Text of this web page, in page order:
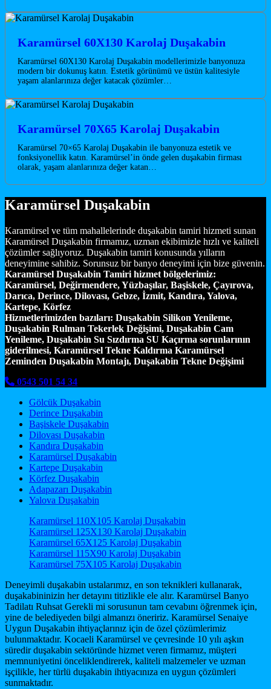
Karamürsel 60X130 Karolaj Duşakabin
Karamürsel 60X130 Karolaj Duşakabin modellerimizle banyonuza
modern bir dokunuş katın. Estetik görünümü ve üstün kalitesiyle
yaşam alanlarınıza değer katacak çözümler…
Karamürsel 70X65 Karolaj Duşakabin
Karamürsel 70×65 Karolaj Duşakabin ile banyonuza estetik ve
fonksiyonellik katın. Karamürsel’in önde gelen duşakabin firması
olarak, yaşam alanlarınıza değer katan…
Karamürsel Duşakabin
Karamürsel ve tüm mahallelerinde duşakabin tamiri hizmeti sunan
Karamürsel Duşakabin firmamız, uzman ekibimizle hızlı ve kaliteli
çözümler sağlıyoruz. Duşakabin tamiri konusunda yılların
deneyimine sahibiz. Sorunsuz bir banyo deneyimi için bize güvenin.
Karamürsel Duşakabin Tamiri hizmet bölgelerimiz:
Karamürsel, Değirmendere, Yüzbaşılar, Başiskele, Çayırova,
Darıca, Derince, Dilovası, Gebze, İzmit, Kandıra, Yalova,
Kartepe, Körfez
Hizmetlerimizden bazıları: Duşakabin Silikon Yenileme,
Duşakabin Rulman Tekerlek Değişimi, Duşakabin Cam
Yenileme, Duşakabin Su Sızdırma SU Kaçırma sorunlarının
giderilmesi, Karamürsel Tekne Kaldırma Karamürsel
Zeminden Duşakabin Montajı, Duşakabin Tekne Değişimi
0543 501 54 34
Gölcük Duşakabin
Derince Duşakabin
Başiskele Duşakabin
Dilovası Duşakabin
Kandıra Duşakabin
Karamürsel Duşakabin
Kartepe Duşakabin
Körfez Duşakabin
Adapazarı Duşakabin
Yalova Duşakabin
Karamürsel 110X105 Karolaj Duşakabin
Karamürsel 125X130 Karolaj Duşakabin
Karamürsel 65X125 Karolaj Duşakabin
Karamürsel 115X90 Karolaj Duşakabin
Karamürsel 75X105 Karolaj Duşakabin
Deneyimli duşakabin ustalarımız, en son teknikleri kullanarak,
duşakabininizin her detayını titizlikle ele alır. Karamürsel Banyo
Tadilatı Ruhsat Gerekli mi sorusunun tam cevabını öğrenmek için,
yine de belediyeden bilgi almanızı öneririz. Karamürsel Senaiye
Uygun Duşakabin ihtiyaçlarınız için de özel çözümlerimiz
bulunmaktadır. Kocaeli Karamürsel ve çevresinde 10 yılı aşkın
süredir duşakabin sektöründe hizmet veren firmamız, müşteri
memnuniyetini önceliklendirerek, kaliteli malzemeler ve uzman
işçilikle, her türlü duşakabin ihtiyacınıza en uygun çözümleri
sunmaktadır.